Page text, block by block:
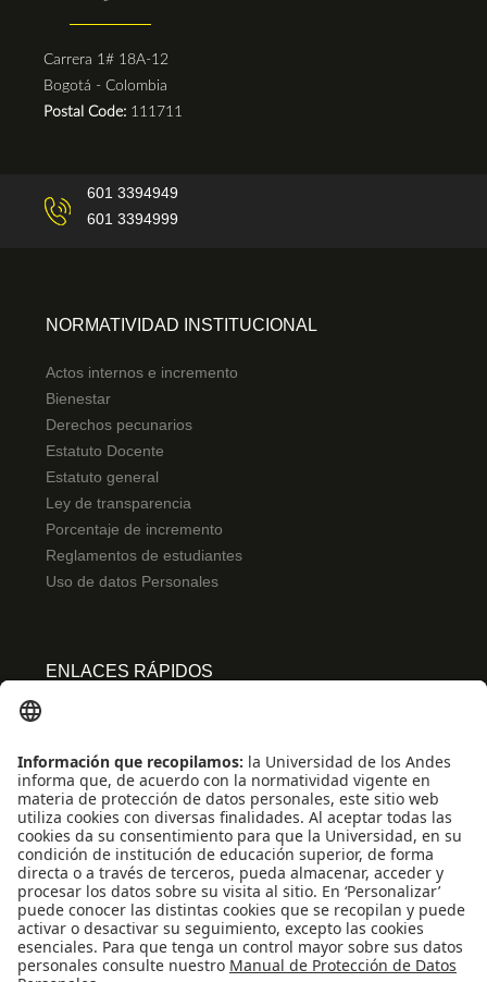
Carrera 1# 18A-12
Bogotá - Colombia
Postal Code: 111711
601 3394949
601 3394999
NORMATIVIDAD INSTITUCIONAL
Actos internos e incremento
Bienestar
Derechos pecunarios
Estatuto Docente
Estatuto general
Ley de transparencia
Porcentaje de incremento
Reglamentos de estudiantes
Uso de datos Personales
ENLACES RÁPIDOS
Convivencia y transparencia
Emergencias: Extensión 0000
Eventos destacados
Mapa del Sitio
Multimedia
Noticias
Preguntas frecuentes